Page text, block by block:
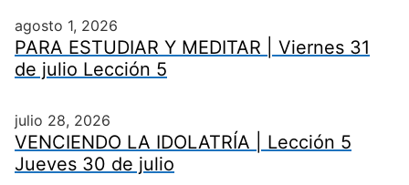
agosto 1, 2026
PARA ESTUDIAR Y MEDITAR | Viernes 31
de julio Lección 5
julio 28, 2026
VENCIENDO LA IDOLATRÍA | Lección 5
Jueves 30 de julio